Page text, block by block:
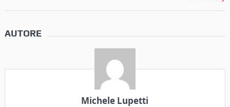
AUTORE
Michele Lupetti